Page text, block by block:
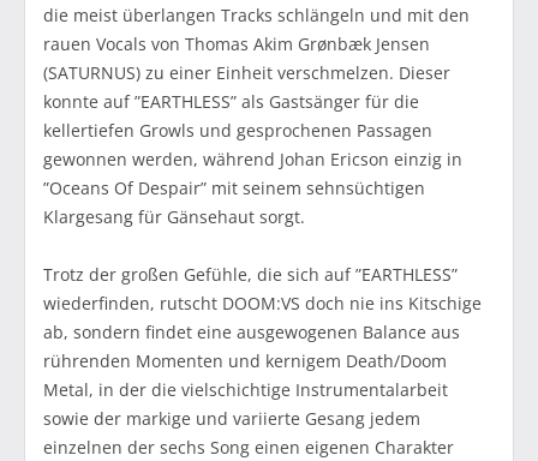
die meist überlangen Tracks schlängeln und mit den
rauen Vocals von Thomas Akim Grønbæk Jensen
(SATURNUS) zu einer Einheit verschmelzen. Dieser
konnte auf ”EARTHLESS” als Gastsänger für die
kellertiefen Growls und gesprochenen Passagen
gewonnen werden, während Johan Ericson einzig in
”Oceans Of Despair” mit seinem sehnsüchtigen
Klargesang für Gänsehaut sorgt.
Trotz der großen Gefühle, die sich auf ”EARTHLESS”
wiederfinden, rutscht DOOM:VS doch nie ins Kitschige
ab, sondern findet eine ausgewogenen Balance aus
rührenden Momenten und kernigem Death/Doom
Metal, in der die vielschichtige Instrumentalarbeit
sowie der markige und variierte Gesang jedem
einzelnen der sechs Song einen eigenen Charakter